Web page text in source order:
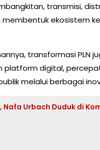
transmisi,
ekosistem
transformasi PLN
platform digital,
melalui berbagai
Nafa Urbach Duduk di